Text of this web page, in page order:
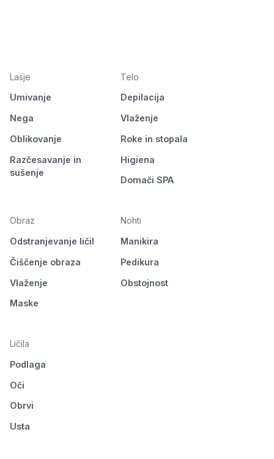
Lasje
Umivanje
Nega
Oblikovanje
Razčesavanje in
sušenje
Telo
Depilacija
Vlaženje
Roke in stopala
Higiena
Domači SPA
Obraz
Odstranjevanje ličil
Čiščenje obraza
Vlaženje
Maske
Nohti
Manikira
Pedikura
Obstojnost
Ličila
Podlaga
Oči
Obrvi
Usta